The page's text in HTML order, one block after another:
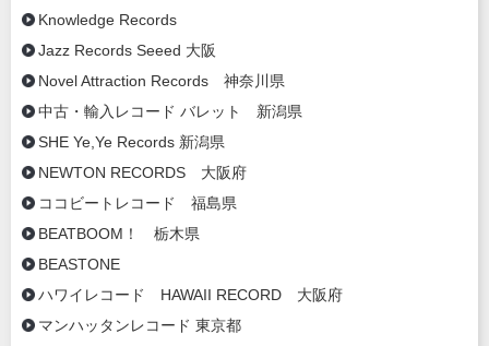
Knowledge Records
Jazz Records Seeed 大阪
Novel Attraction Records 神奈川県
中古・輸入レコード バレット 新潟県
SHE Ye,Ye Records 新潟県
NEWTON RECORDS 大阪府
ココビートレコード 福島県
BEATBOOM！ 栃木県
BEASTONE
ハワイレコード HAWAII RECORD 大阪府
マンハッタンレコード 東京都